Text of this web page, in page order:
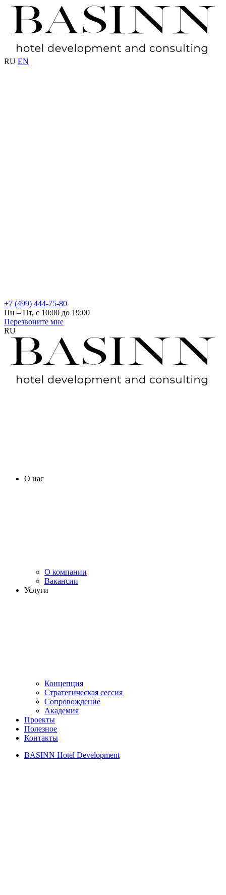
RU EN
+7 (499) 444-75-80
Пн – Пт, с 10:00 до 19:00
Перезвоните мне
RU
О нас
О компании
Вакансии
Услуги
Концепция
Стратегическая сессия
Сопровождение
Академия
Проекты
Полезное
Контакты
BASINN Hotel Development